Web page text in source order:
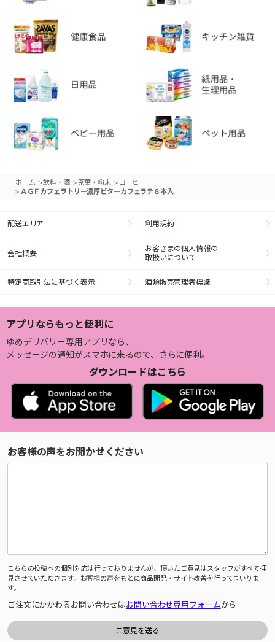
ホーム >飲料・酒 >茶葉・粉末 > コーヒー
> ＡＧＦカフェラトリー濃厚ビターカフェラテ８本入
配送エリア 利用規約
会社概要
お客さまの個人情報の
取扱いについて
特定商取引法に基づく表示 酒類販売管理者標識
アプリならもっと便利に
ゆめデリバリー専用アプリなら、
メッセージの通知がスマホに来るので、さらに便利。
ダウンロードはこちら
お客様の声をお聞かせください
こちらの投稿への個別対応は行っておりませんが、頂いたご意見はスタッフがすべて拝
見させていただきます。お客様の声をもとに商品開発・サイト改善を行ってまいりま
す。
ご注文にかかわるお問い合わせはお問い合わせ専用フォームから